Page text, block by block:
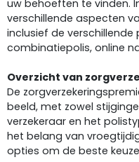
uw behoeften te vinden.
verschillende aspecten
inclusief de
combinatiepolis, online
Overzicht van
De
beeld, met zowel
verzekeraar en het
het belang van
opties om de beste